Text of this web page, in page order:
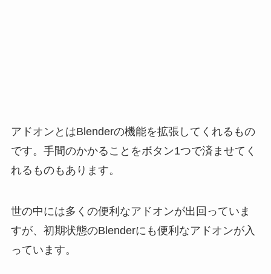
アドオンとはBlenderの機能を拡張してくれるもの
です。手間のかかることをボタン1つで済ませてく
れるものもあります。
世の中には多くの便利なアドオンが出回っていま
すが、初期状態のBlenderにも便利なアドオンが入
っています。